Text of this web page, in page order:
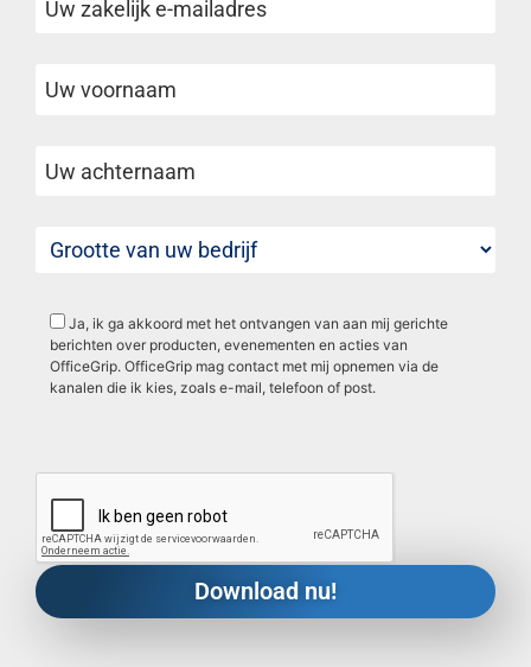
Ja, ik ga akkoord met het ontvangen van aan mij gerichte
berichten over producten, evenementen en acties van
OfficeGrip. OfficeGrip mag contact met mij opnemen via de
kanalen die ik kies, zoals e-mail, telefoon of post.